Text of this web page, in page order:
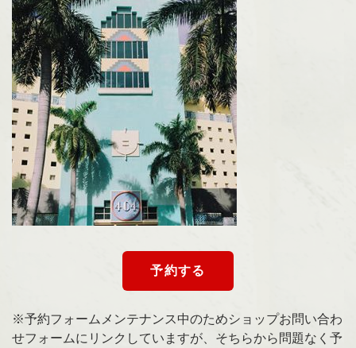
予約する
※予約フォームメンテナンス中のためショップお問い合わ
せフォームにリンクしていますが、そちらから問題なく予